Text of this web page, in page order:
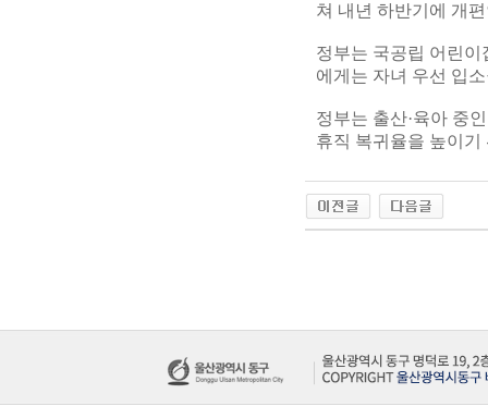
쳐 내년 하반기에 개
정부는 국공립 어린
에게는 자녀 우선 입
정부는 출산·육아 중
휴직 복귀율을 높이